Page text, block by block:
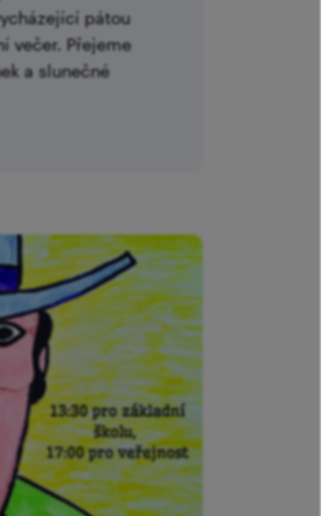
pátou
večer. Přejeme
a slunečné